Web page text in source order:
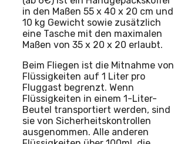
in den Maßen 55 x 40 x 20 cm und
10 kg Gewicht sowie zusätzlich
eine Tasche mit den maximalen
Maßen von 35 x 20 x 20 erlaubt.
Beim Fliegen ist die Mitnahme von
Flüssigkeiten auf 1 Liter pro
Fluggast begrenzt. Wenn
Flüssigkeiten in einem 1-Liter-
Beutel transportiert werden, sind
sie von Sicherheitskontrollen
ausgenommen. Alle anderen